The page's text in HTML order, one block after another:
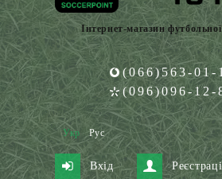
Інтернет-магазин футбольної
(066)563-01-
(096)096-12-
Укр Рус
Вхід